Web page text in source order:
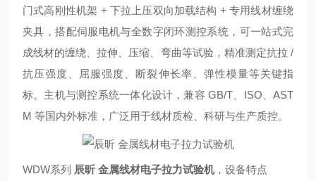
门式高刚性机架 + 下拉上压双向加载结构 + 专用线材缠绕
夹具，搭配伺服电机与全数字闭环测控系统，可一站式完
成线材的缠绕、拉伸、压缩、弯曲等试验，精准测定抗拉 /
抗压强度、屈服强度、断裂伸长率、弹性模量等关键指
标。主机与测控系统一体化设计，兼容 GB/T、ISO、AST
M 等国内外标准，广泛用于线材质检、科研与生产质控。
WDW系列 辰昕 金属线材电子拉力试验机，设备特点